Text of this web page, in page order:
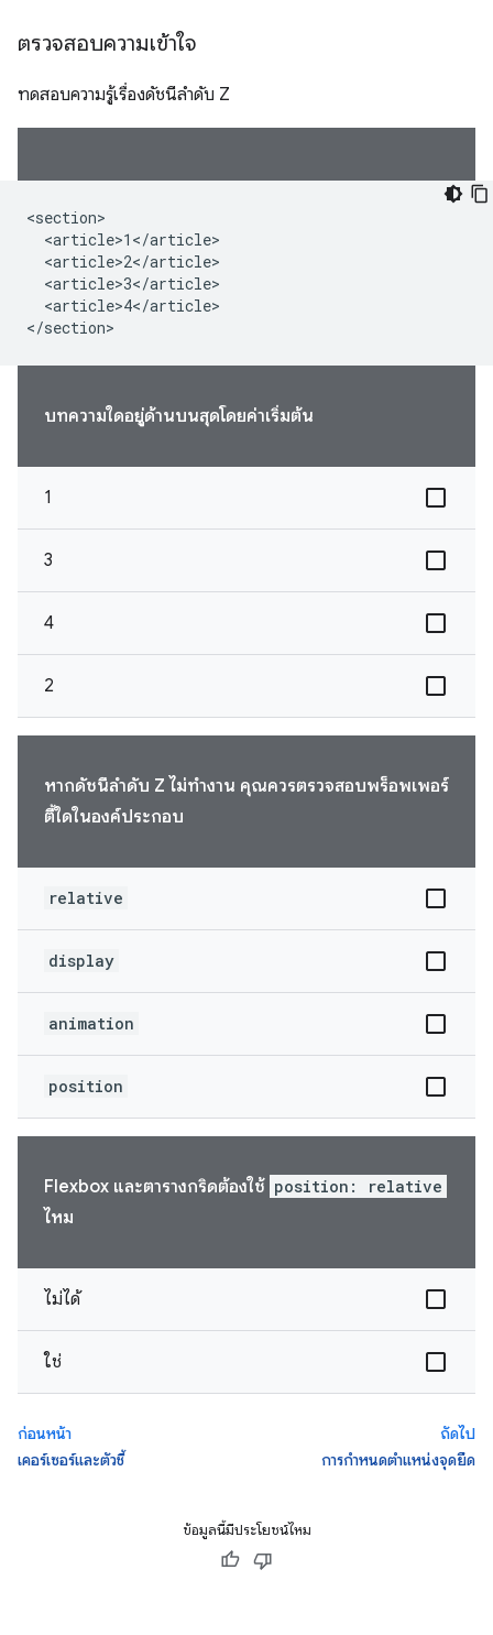
ตรวจสอบความเข้าใจ
ทดสอบความรู้เรื่องดัชนีลำดับ Z
<section>
  <article>1</article>
  <article>2</article>
  <article>3</article>
  <article>4</article>
</section>
บทความใดอยู่ด้านบนสุดโดยค่าเริ่มต้น
1
3
4
2
หากดัชนีลำดับ Z ไม่ทำงาน คุณควรตรวจสอบพร็อพเพอร์
ตี้ใดในองค์ประกอบ
relative
display
animation
position
Flexbox และตารางกริดต้องใช้ position: relative
ไหม
ไม่ได้
ใช่
ก่อนหน้า
เคอร์เซอร์และตัวชี้
ถัดไป
การกำหนดตำแหน่งจุดยึด
ข้อมูลนี้มีประโยชน์ไหม